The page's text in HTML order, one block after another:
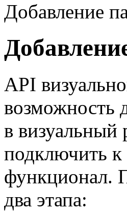
Добавление
API
возможность
в визуальный
подключить к
функционал.
два этапа: